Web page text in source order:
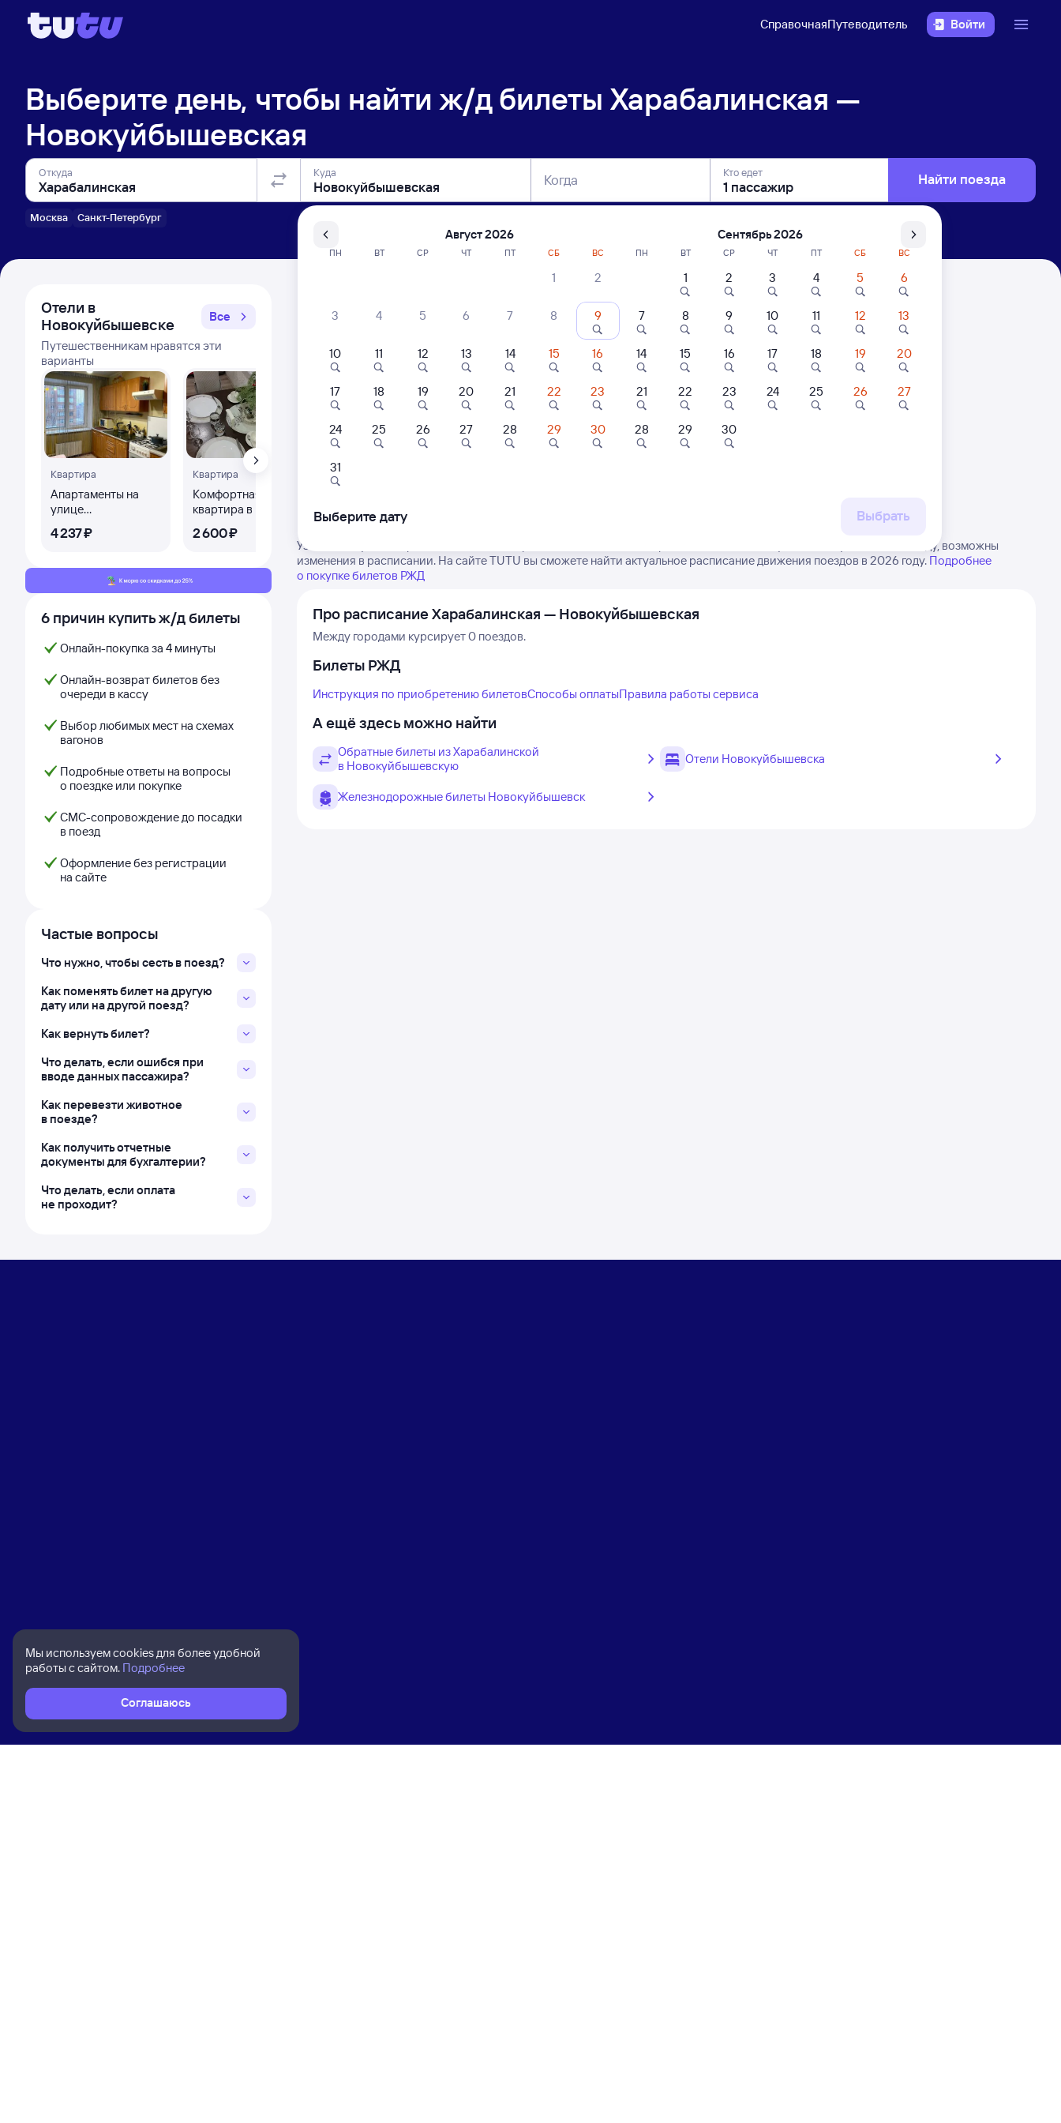
СправочнаяПутеводитель Войти
Выберите день, чтобы найти ж/д билеты Харабалинская —
Новокуйбышевская
Откуда
Москва Санкт-Петербург
Куда Когда Кто едет Найти поезда
Отели в
Новокуйбышевске
Все
Путешественникам нравятся эти
варианты
Квартира
Апартаменты на
улице
4 ⁠237 ⁠₽
Квартира
Комфортная
квартира в центре
2 ⁠600 ⁠₽
6 причин купить ж/д билеты
Онлайн-покупка за 4 минуты
Онлайн-возврат билетов без
очереди в кассу
Выбор любимых мест на схемах
вагонов
Подробные ответы на вопросы
о поездке или покупке
СМС-сопровождение до посадки
в поезд
Оформление без регистрации
на сайте
Частые вопросы
Что нужно, чтобы сесть в поезд?
Как поменять билет на другую
дату или на другой поезд?
Как вернуть билет?
Что делать, если ошибся при
вводе данных пассажира?
Как перевезти животное
в поезде?
Как получить отчетные
документы для бухгалтерии?
Что делать, если оплата
не проходит?
Расписание поездов Харабалинская — Новокуйбышевская
Нет рейсов по этому маршруту
Узнайте актуальное расписание пассажирских поездов РЖД из Харабалинской в Новокуйбышевскую. Имейте в виду, возможны
изменения в расписании. На сайте TUTU вы сможете найти актуальное расписание движения поездов в 2026 году. Подробнее
о покупке билетов РЖД
Про расписание Харабалинская — Новокуйбышевская
Между городами курсирует 0 поездов.
Билеты РЖД
Инструкция по приобретению билетовСпособы оплатыПравила работы сервиса
А ещё здесь можно найти
Обратные билеты из Харабалинской
в Новокуйбышевскую
Отели Новокуйбышевска
Железнодорожные билеты Новокуйбышевск
Мы используем cookies для более удобной
работы с сайтом. Подробнее
Соглашаюсь
Август 2026
ПН ВТ СР ЧТ ПТ СБ ВС
1 2
3 4 5 6 7 8 9
10 11 12 13 14 15 16
17 18 19 20 21 22 23
24 25 26 27 28 29 30
31
Сентябрь 2026
ПН ВТ СР ЧТ ПТ СБ ВС
1 2 3 4 5 6
7 8 9 10 11 12 13
14 15 16 17 18 19 20
21 22 23 24 25 26 27
28 29 30
Выберите дату Выбрать